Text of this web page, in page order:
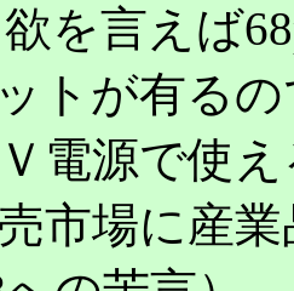
を言えば
トが有る
源で使え
場に産業